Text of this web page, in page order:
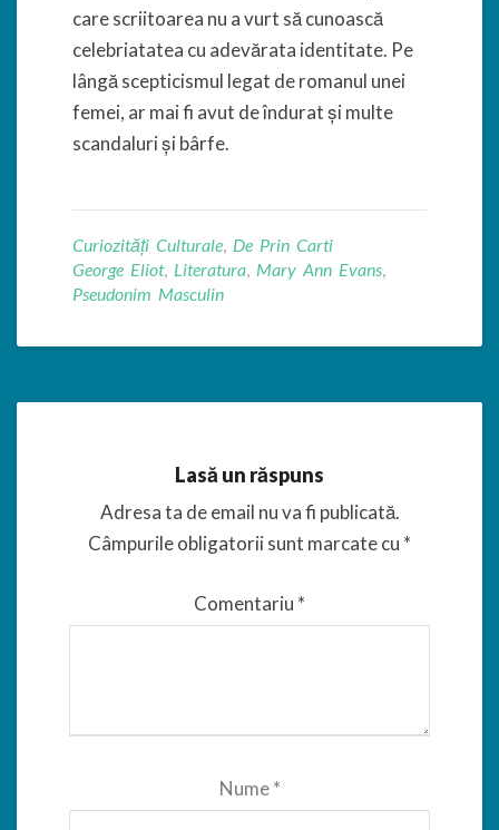
care scriitoarea nu a vurt să cunoască
celebriatatea cu adevărata identitate. Pe
lângă scepticismul legat de romanul unei
femei, ar mai fi avut de îndurat și multe
scandaluri și bârfe.
Curiozități Culturale, De Prin Carti
George Eliot, Literatura, Mary Ann Evans,
Pseudonim Masculin
Lasă un răspuns
Adresa ta de email nu va fi publicată.
Câmpurile obligatorii sunt marcate cu *
Comentariu *
Nume*